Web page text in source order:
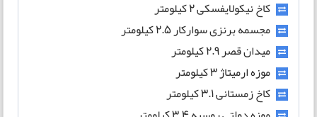
کاخ نیکولایفسکی 2 کیلومتر
مجسمه برنزی سوارکار 2.5 کیلومتر
میدان قصر 2.9 کیلومتر
موزه ارمیتاژ 3 کیلومتر
کاخ زمستانی 3.1 کیلومتر